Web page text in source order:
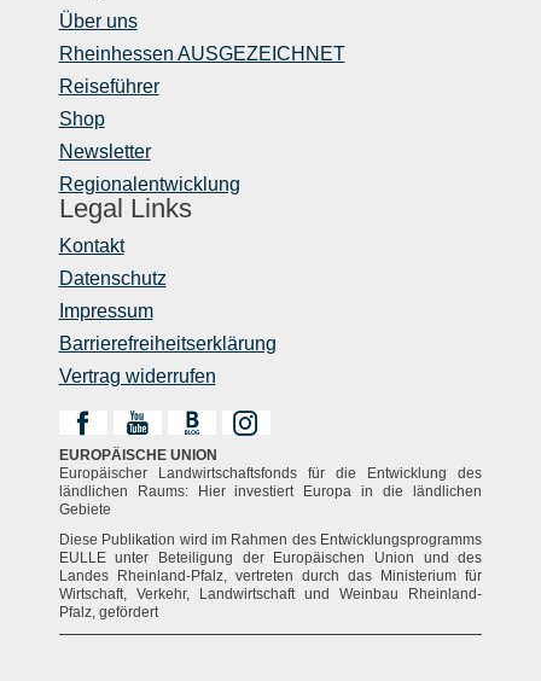
Über uns
Rheinhessen AUSGEZEICHNET
Reiseführer
Shop
Newsletter
Regionalentwicklung
Legal Links
Kontakt
Datenschutz
Impressum
Barrierefreiheitserklärung
Vertrag widerrufen
EUROPÄISCHE UNION
Europäischer Landwirtschaftsfonds für die Entwicklung des
ländlichen Raums: Hier investiert Europa in die ländlichen
Gebiete
Diese Publikation wird im Rahmen des Entwicklungsprogramms
EULLE unter Beteiligung der Europäischen Union und des
Landes Rheinland-Pfalz, vertreten durch das Ministerium für
Wirtschaft, Verkehr, Landwirtschaft und Weinbau Rheinland-
Pfalz, gefördert